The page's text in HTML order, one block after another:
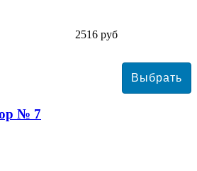
2516 руб
№ 7